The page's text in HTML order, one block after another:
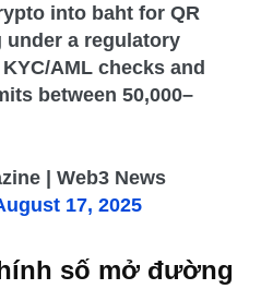
into baht for QR
under a regulatory
AML checks and
between 50,000–
| Web3 News
17, 2025
số mở đường